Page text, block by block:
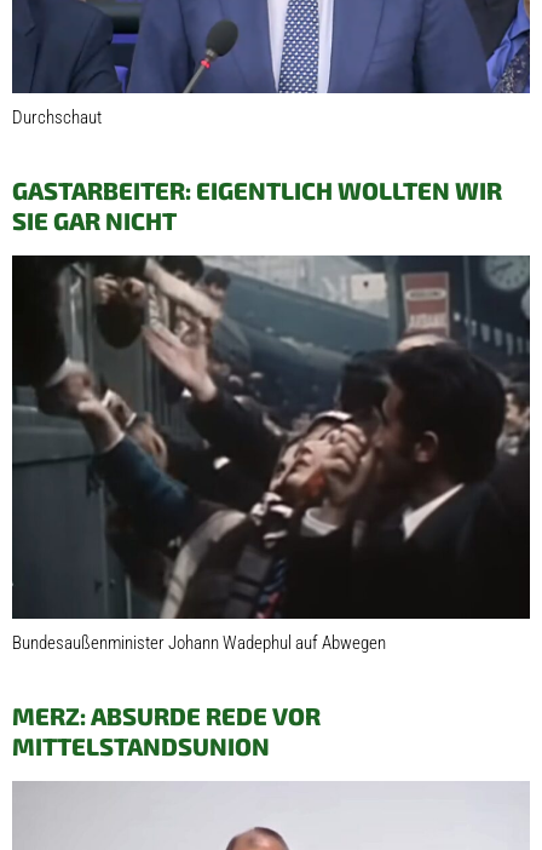
Durchschaut
GASTARBEITER: EIGENTLICH WOLLTEN WIR
SIE GAR NICHT
Bundesaußenminister Johann Wadephul auf Abwegen
MERZ: ABSURDE REDE VOR
MITTELSTANDSUNION